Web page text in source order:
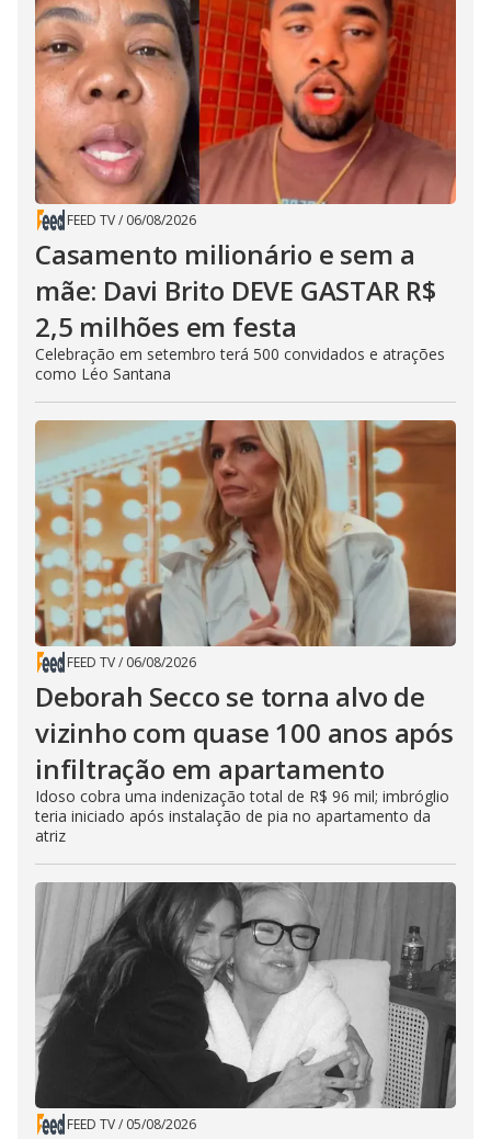
FEED TV/ 06/08/2026
Casamento milionário e sem a
mãe: Davi Brito DEVE GASTAR R$
2,5 milhões em festa
Celebração em setembro terá 500 convidados e atrações
como Léo Santana
FEED TV/ 06/08/2026
Deborah Secco se torna alvo de
vizinho com quase 100 anos após
infiltração em apartamento
Idoso cobra uma indenização total de R$ 96 mil; imbróglio
teria iniciado após instalação de pia no apartamento da
atriz
FEED TV/ 05/08/2026